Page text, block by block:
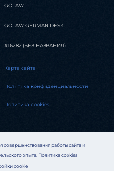
работы сайта и
опыта. Политика cookies
cookie
GOLAW
GOLAW GERMAN DESK
#16282 (БЕЗ НАЗВАНИЯ)
Карта сайта
Политика конфиденциальности
Политика cookies